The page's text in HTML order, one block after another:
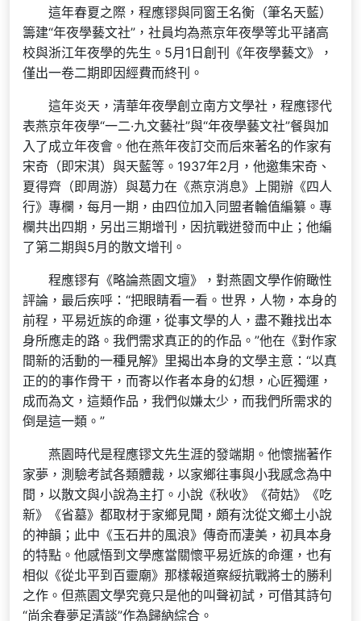
這年春夏之際，程應镠與同窗王名衡（筆名天藍）
籌建“年夜學藝文社”，社員均為燕京年夜學等北平諸高
校與浙江年夜學的先生。5月1日創刊《年夜學藝文》，
僅出一卷二期即因經費而終刊。
這年炎天，清華年夜學創立南方文學社，程應镠代
表燕京年夜學“一二·九文藝社”與“年夜學藝文社”餐與加
入了成立年夜會。他在燕年夜訂交而后來著名的作家有
宋奇（即宋淇）與天藍等。1937年2月，他邀集宋奇、
夏得齊（即周游）與葛力在《燕京消息》上開辦《四人
行》專欄，每月一期，由四位加入同盟者輪值編纂。專
欄共出四期，另出三期增刊，因抗戰迸發而中止；他編
了第二期與5月的散文增刊。
程應镠有《略論燕園文壇》，對燕園文學作俯瞰性
評論，最后疾呼：“把眼睛看一看。世界，人物，本身的
前程，平易近族的命運，從事文學的人，盡不難找出本
身所應走的路。我們需求真正的的作品。”他在《對作家
間新的活動的一種見解》里揭出本身的文學主意：“以真
正的的事作骨干，而寄以作者本身的幻想，心匠獨運，
成而為文，這類作品，我們似嫌太少，而我們所需求的
倒是這一類。”
燕園時代是程應镠文先生涯的發端期。他懷揣著作
家夢，測驗考試各類體裁，以家鄉往事與小我感念為中
間，以散文與小說為主打。小說《秋收》《荷姑》《吃
新》《省墓》都取材于家鄉見聞，頗有沈從文鄉土小說
的神韻；此中《玉石井的風浪》傳奇而凄美，初具本身
的特點。他感悟到文學應當關懷平易近族的命運，也有
相似《從北平到百靈廟》那樣報道察綏抗戰將士的勝利
之作。但燕園文學究竟只是他的叫聲初試，可借其詩句
“尚余春夢足清談”作為歸納綜合。